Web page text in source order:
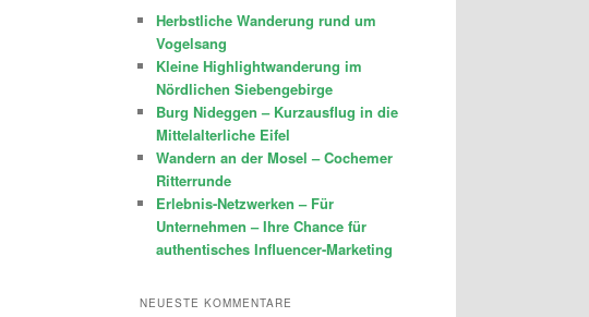
Herbstliche Wanderung rund um
Vogelsang
Kleine Highlightwanderung im
Nördlichen Siebengebirge
Burg Nideggen – Kurzausflug in die
Mittelalterliche Eifel
Wandern an der Mosel – Cochemer
Ritterrunde
Erlebnis-Netzwerken – Für
Unternehmen – Ihre Chance für
authentisches Influencer-Marketing
NEUESTE KOMMENTARE